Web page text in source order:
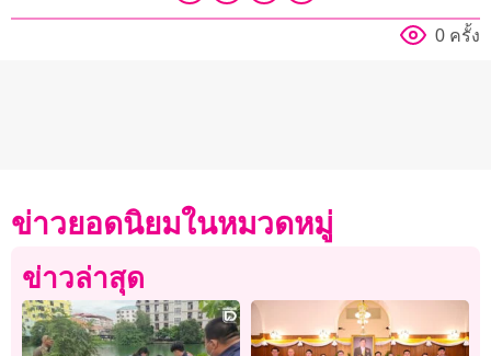
0 ครั้ง
ข่าวยอดนิยมในหมวดหมู่
ข่าวล่าสุด